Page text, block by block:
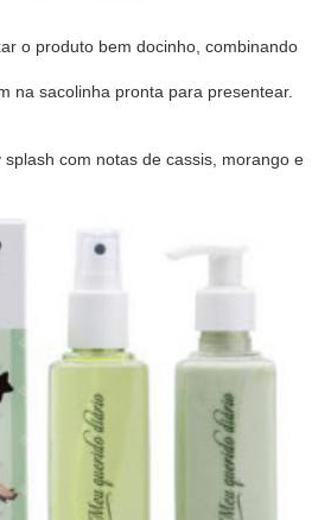
o produto bem docinho, combinando
na sacolinha pronta para presentear.
com notas de cassis, morango e